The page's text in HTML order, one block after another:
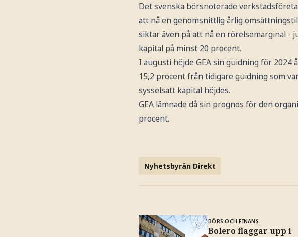
Det svenska börsnoterade
att nå en genomsnittlig årlig
siktar även på att nå en rörelsemarginal -
kapital på minst 20 procent.
I augusti höjde GEA sin guidning för
15,2 procent från tidigare guidning som
sysselsatt kapital höjdes.
GEA lämnade då sin prognos för den
procent.
Nyhetsbyrån Direkt
BÖRS OCH FINANS
Bolero flaggar upp i